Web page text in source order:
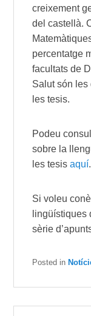
creixement
del castellà.
percentatge
facultats de
Salut són les
les tesis.
Podeu
sobre la
les tesisaquí.
Si voleu
lingüístiques
sèrie
Posted in